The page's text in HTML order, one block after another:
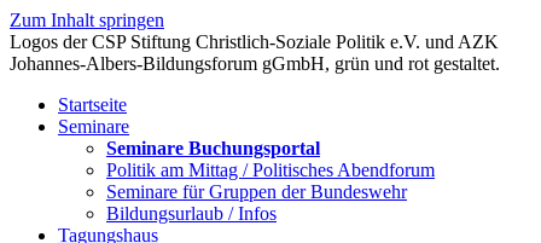
Zum Inhalt springen
Startseite
Seminare
Seminare Buchungsportal
Politik am Mittag / Politisches Abendforum
Seminare für Gruppen der Bundeswehr
Bildungsurlaub / Infos
Tagungshaus